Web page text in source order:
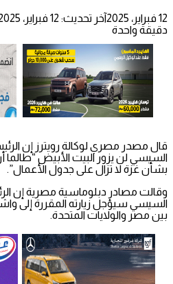
12 فبراير، 2025
آخر تحديث: 12 فبراير، 2025
دقيقة واحدة
قال مصدر مصري لوكالة رويترز إن
السيسي لن يزور البيت الأبيض “طالما
بشأن غزة لا تزال على جدول الأعمال”.
وقالت مصادر دبلوماسية مصرية إن
السيسي سيؤجل زيارته المقررة إلى
بين مصر والولايات المتحدة.